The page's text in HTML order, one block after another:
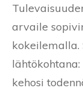
arvaile
kokeilemalla.
kehosi